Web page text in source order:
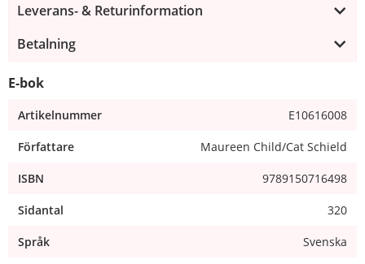
Leverans- & Returinformation
Betalning
E-bok
Artikelnummer E10616008
Författare Maureen Child/Cat Schield
ISBN 9789150716498
Sidantal 320
Språk Svenska